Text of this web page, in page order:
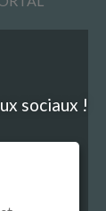
sociaux !